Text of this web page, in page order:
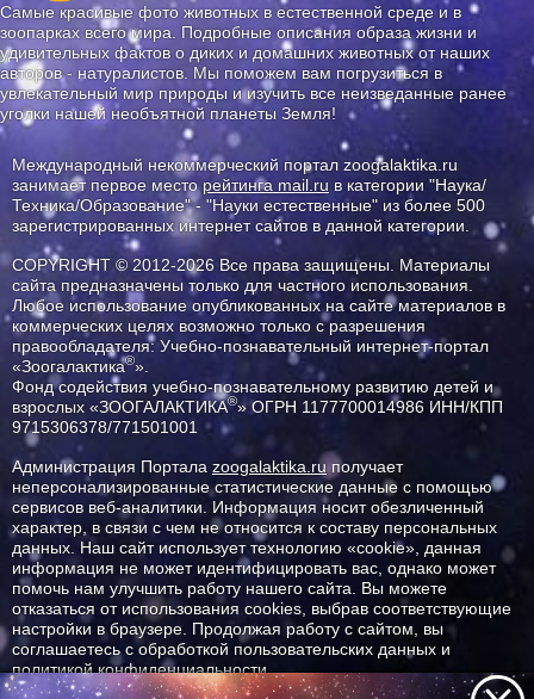
Самые красивые фото животных в естественной среде и в
зоопарках всего мира. Подробные описания образа жизни и
удивительных фактов о диких и домашних животных от наших
авторов - натуралистов. Мы поможем вам погрузиться в
увлекательный мир природы и изучить все неизведанные ранее
уголки нашей необъятной планеты Земля!
Международный некоммерческий портал zoogalaktika.ru
занимает первое месторейтинга mail.ru в категории "Наука/
Техника/Образование" - "Науки естественные" из более 500
зарегистрированных интернет сайтов в данной категории.
COPYRIGHT © 2012-2026 Все права защищены. Материалы
сайта предназначены только для частного использования.
Любое использование опубликованных на сайте материалов в
коммерческих целях возможно только с разрешения
правообладателя: Учебно-познавательный интернет-портал
«Зоогалактика®».
Фонд содействия учебно-познавательному развитию детей и
взрослых «ЗООГАЛАКТИКА®» ОГРН 1177700014986 ИНН/КПП
9715306378/771501001
Администрация Портала zoogalaktika.ruполучает
неперсонализированные статистические данные с помощью
сервисов веб-аналитики. Информация носит обезличенный
характер, в связи с чем не относится к составу персональных
данных. Наш сайт использует технологию «cookie», данная
информация не может идентифицировать вас, однако может
помочь нам улучшить работу нашего сайта. Вы можете
отказаться от использования cookies, выбрав соответствующие
настройки в браузере. Продолжая работу с сайтом, вы
соглашаетесь с обработкой пользовательских данных и
политикой конфиденциальности.